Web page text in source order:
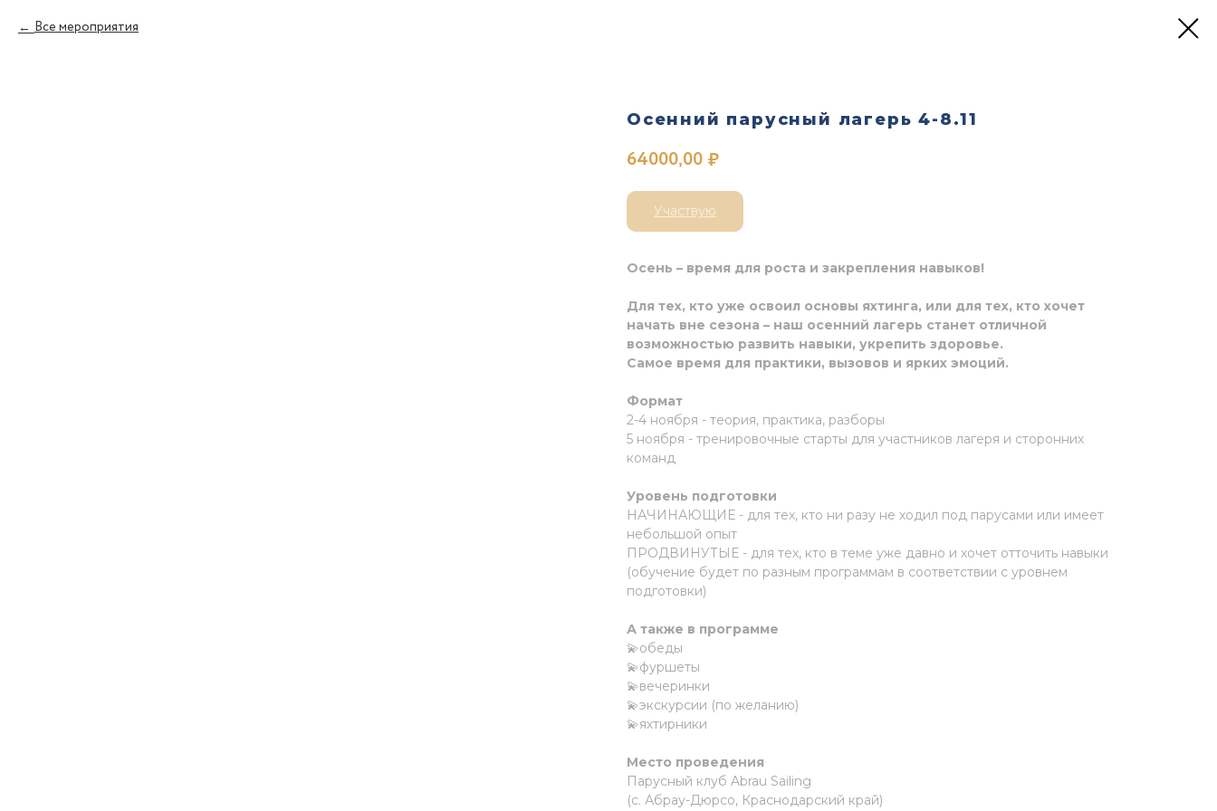
Все мероприятия
Осенний парусный лагерь 4-8.11
64000,00 ₽
Участвую
Осень – время для роста и закрепления навыков!
Для тех, кто уже освоил основы яхтинга, или для тех, кто хочет
начать вне сезона – наш осенний лагерь станет отличной
возможностью развить навыки, укрепить здоровье.
Самое время для практики, вызовов и ярких эмоций.
Формат
2-4 ноября - теория, практика, разборы
5 ноября - тренировочные старты для участников лагеря и сторонних
команд
Уровень подготовки
НАЧИНАЮЩИЕ - для тех, кто ни разу не ходил под парусами или имеет
небольшой опыт
ПРОДВИНУТЫЕ - для тех, кто в теме уже давно и хочет отточить навыки
(обучение будет по разным программам в соответствии с уровнем
подготовки)
А также в программе
💫обеды
💫фуршеты
💫вечеринки
💫экскурсии (по желанию)
💫яхтирники
Место проведения
Парусный клуб Abrau Sailing
(с. Абрау-Дюрсо, Краснодарский край)